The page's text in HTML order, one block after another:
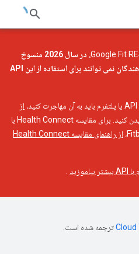
در سال 2026 منسوخ
توسعه دهندگان نمی توانند برای استفاده از این API
از
دیدن کنید. برای مقایسه Health Connect با
از راهنمای مقایسه Health Connect
ترجمه شده است.